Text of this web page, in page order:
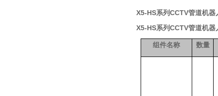
X5-HS系列CCTV管道机器
X5-HS系列CCTV管道机器
组件名称 数量